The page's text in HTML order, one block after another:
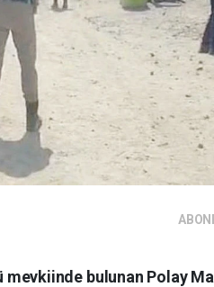
mevkiinde bulunan Polay